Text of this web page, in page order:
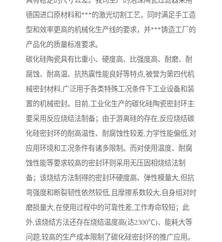
德国进口原材料和***的激光切割工艺，同时满足手工造
型和效率更高的机械化生产线的要求，并***铸造工厂的
产品化的质量标准要求。
碳化硅陶瓷具有比重小、硬度高、比强度高、耐磨、耐
腐蚀、耐高温、抗热震性能良好等特点,被誉为第四代机
械密封材料,广泛用于各类特殊工况条件下工业设备和装
置的机械密封。目前,工业化生产的碳化硅陶瓷密封环主
要采用反应烧结法制备；由于游离硅的存在,反应烧结碳
化硅密封环的耐高温性、耐腐蚀性较差,力学性能偏低,对
应用环境和工况条件有诸多限制。而对使用温度、耐腐
蚀性能等要求较高的密封环则采用无压固相烧结法制
备；该烧结方法制得的密封环硬度高、弹性模量大,但抗
弯强度和断裂韧性依然较低,且摩擦系数较大,自身组对时
磨损量大,在使用过程中的可靠性差,工作寿命较短；此
外,该烧结方法还存在烧结温度高(达2300℃)、能耗大等
问题,较高的生产成本限制了碳化硅密封环的推广应用。